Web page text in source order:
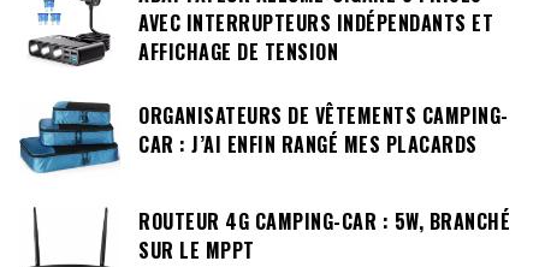
AVEC INTERRUPTEURS INDÉPENDANTS ET
AFFICHAGE DE TENSION
ORGANISATEURS DE VÊTEMENTS CAMPING-
CAR : J’AI ENFIN RANGÉ MES PLACARDS
ROUTEUR 4G CAMPING-CAR : 5W, BRANCHÉ
SUR LE MPPT